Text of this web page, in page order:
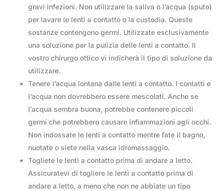
gravi infezioni. Non utilizzare la saliva o l’acqua (sputo)
per lavare le lenti a contatto o la custodia. Queste
sostanze contengono germi. Utilizzate esclusivamente
una soluzione per la pulizia delle lenti a contatto. Il
vostro chirurgo ottico vi indicherà il tipo di soluzione da
utilizzare.
Tenere l’acqua lontana dalle lenti a contatto. I contatti e
l’acqua non dovrebbero essere mescolati. Anche se
l’acqua sembra buona, potrebbe contenere piccoli
germi che potrebbero causare infiammazioni agli occhi.
Non indossate le lenti a contatto mentre fate il bagno,
nuotate o siete nella vasca idromassaggio.
Togliete le lenti a contatto prima di andare a letto.
Assicuratevi di togliere le lenti a contatto prima di
andare a letto, a meno che non ne abbiate un tipo